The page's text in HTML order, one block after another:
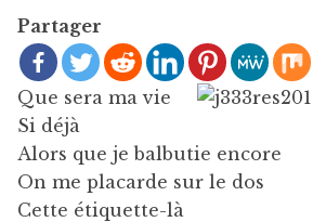
Partager
Que sera ma vie
Si déjà
Alors que je balbutie encore
On me placarde sur le dos
Cette étiquette-là